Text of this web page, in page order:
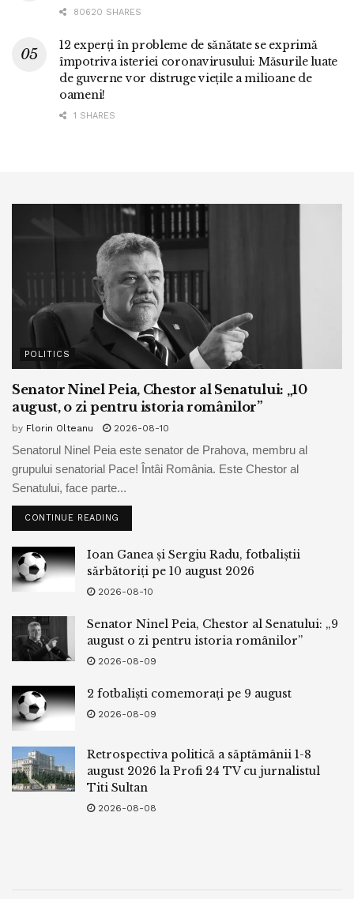
80620 SHARES
12 experți în probleme de sănătate se exprimă
împotriva isteriei coronavirusului: Măsurile luate
de guverne vor distruge viețile a milioane de
oameni!
1 SHARES
POLITICS
Senator Ninel Peia, Chestor al Senatului: „10
august, o zi pentru istoria românilor”
by Florin Olteanu 2026-08-10
Senatorul Ninel Peia este senator de Prahova, membru al
grupului senatorial Pace! Întâi România. Este Chestor al
Senatului, face parte...
CONTINUE READING
Ioan Ganea și Sergiu Radu, fotbaliștii
sărbătoriți pe 10 august 2026
2026-08-10
Senator Ninel Peia, Chestor al Senatului: „9
august o zi pentru istoria românilor”
2026-08-09
2 fotbaliști comemorați pe 9 august
2026-08-09
Retrospectiva politică a săptămânii 1-8
august 2026 la Profi 24 TV cu jurnalistul
Titi Sultan
2026-08-08